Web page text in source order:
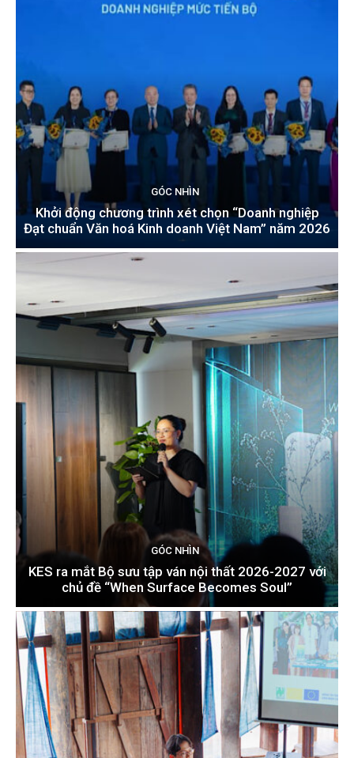
GÓC NHÌN
Khởi động chương trình xét chọn “Doanh nghiệp
Đạt chuẩn Văn hoá Kinh doanh Việt Nam” năm 2026
GÓC NHÌN
KES ra mắt Bộ sưu tập ván nội thất 2026-2027 với
chủ đề “When Surface Becomes Soul”